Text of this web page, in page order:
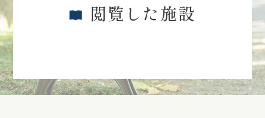
閲覧した施設